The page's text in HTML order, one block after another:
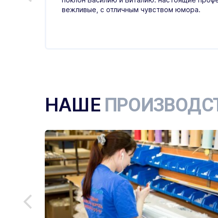
вежливые, с отличным чувством юмора.
НАШЕ